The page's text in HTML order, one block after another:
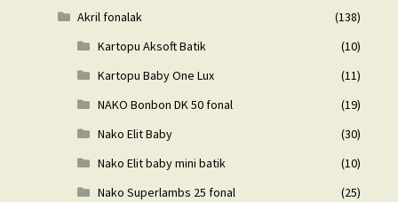
Akril fonalak
(138)
Kartopu Aksoft Batik
(10)
Kartopu Baby One Lux
(11)
NAKO Bonbon DK 50 fonal
(19)
Nako Elit Baby
(30)
Nako Elit baby mini batik
(10)
Nako Superlambs 25 fonal
(25)